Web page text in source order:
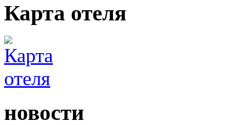
Карта отеля
новости